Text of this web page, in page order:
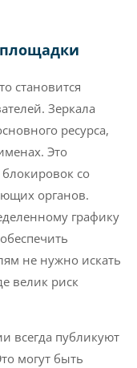
площадки
становится
Зеркала
ресурса,
Это
со
органов.
графику
не нужно искать
велик риск
всегда публикуют
могут быть